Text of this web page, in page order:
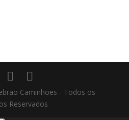
Caminhões - Todos os
Reservados